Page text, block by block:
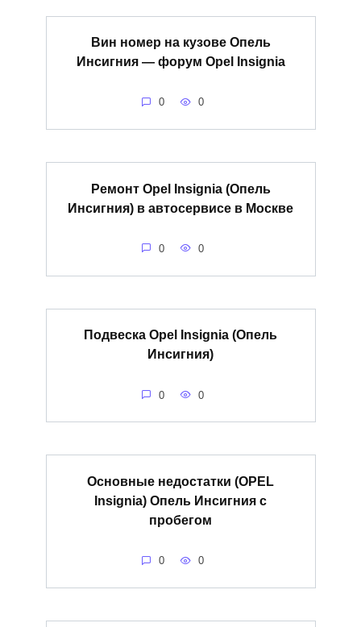
Вин номер на кузове Опель
Инсигния — форум Opel Insignia
0 0
Ремонт Opel Insignia (Опель
Инсигния) в автосервисе в Москве
0 0
Подвеска Opel Insignia (Опель
Инсигния)
0 0
Основные недостатки (OPEL
Insignia) Опель Инсигния с
пробегом
0 0